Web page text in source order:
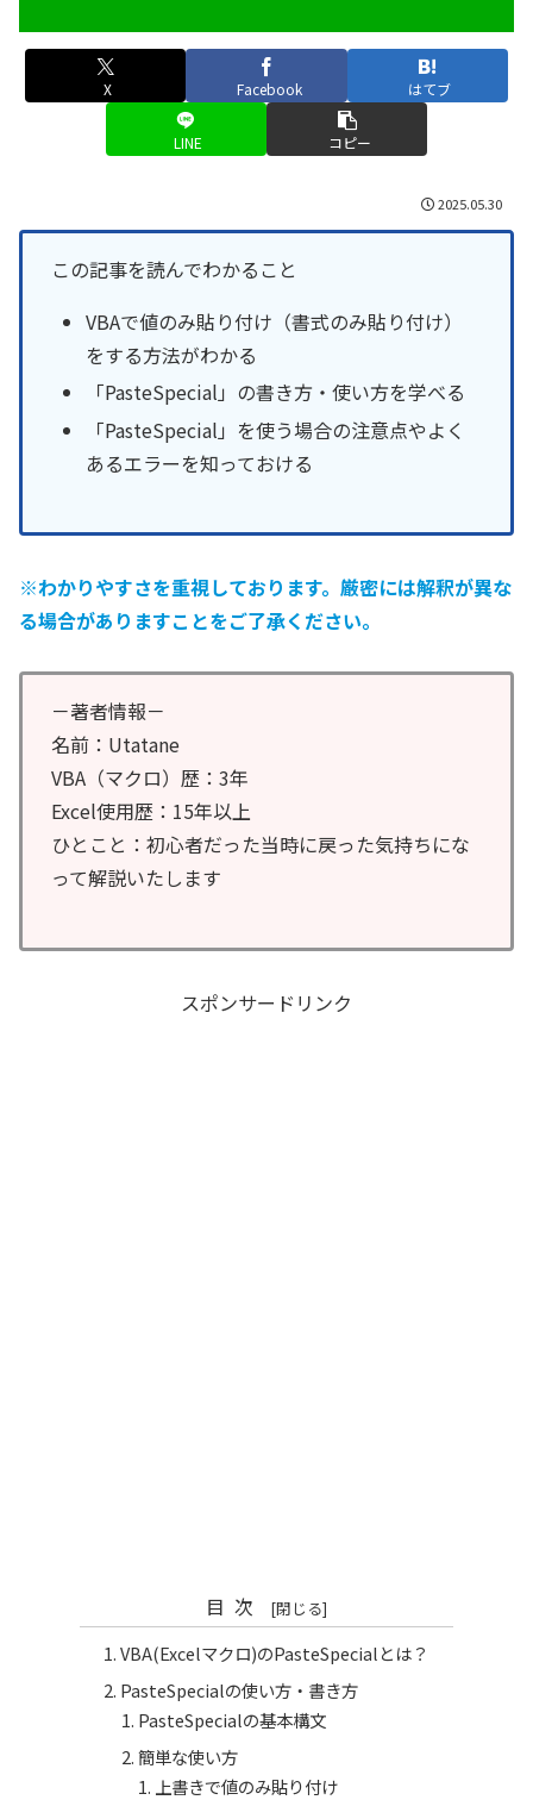
X Facebook はてブ
LINE コピー
2025.05.30
この記事を読んでわかること
VBAで値のみ貼り付け（書式のみ貼り付け）
をする方法がわかる
「PasteSpecial」の書き方・使い方を学べる
「PasteSpecial」を使う場合の注意点やよく
あるエラーを知っておける
※わかりやすさを重視しております。厳密には解釈が異な
る場合がありますことをご了承ください。
－著者情報－
名前：Utatane
VBA（マクロ）歴：3年
Excel使用歴：15年以上
ひとこと：初心者だった当時に戻った気持ちにな
って解説いたします
スポンサードリンク
目次
VBA(Excelマクロ)のPasteSpecialとは？
PasteSpecialの使い方・書き方
PasteSpecialの基本構文
簡単な使い方
上書きで値のみ貼り付け